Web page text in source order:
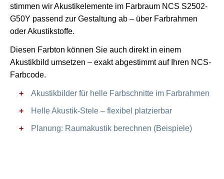
stimmen wir Akustikelemente im Farbraum NCS S2502-
G50Y passend zur Gestaltung ab – über Farbrahmen
oder Akustikstoffe.
Diesen Farbton können Sie auch direkt in einem
Akustikbild umsetzen – exakt abgestimmt auf Ihren NCS-
Farbcode.
Akustikbilder für helle Farbschnitte im Farbrahmen
Helle Akustik-Stele – flexibel platzierbar
Planung: Raumakustik berechnen (Beispiele)